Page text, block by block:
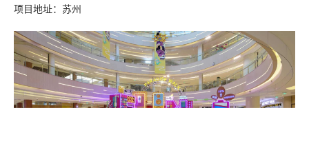
项目地址：苏州